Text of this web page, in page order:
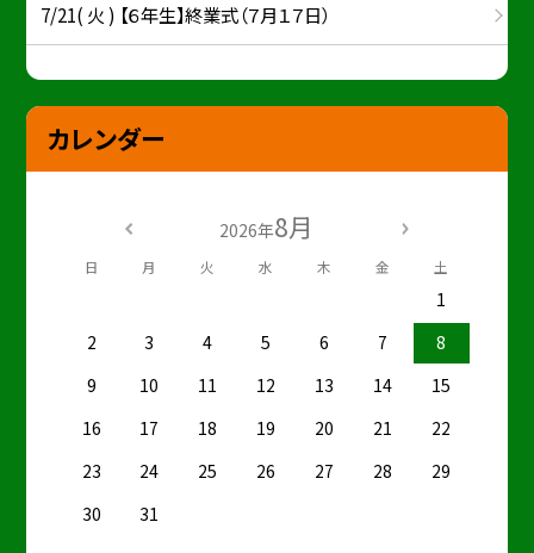
7/21( 火 ) 【６年生】終業式（７月１７日）
カレンダー
2026年8月
日 月 火 水 木 金 土
1
2
3 4 5 6 7
8
9
10 11 12 13 14
15
16
17 18 19 20 21
22
23
24 25 26 27 28
29
30
31